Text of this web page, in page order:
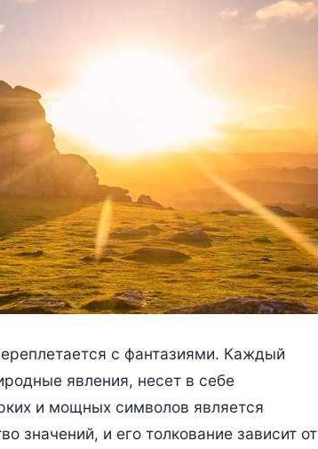
с фантазиями. Каждый
явления, несет в себе
и мощных символов является
значений, и его толкование зависит от